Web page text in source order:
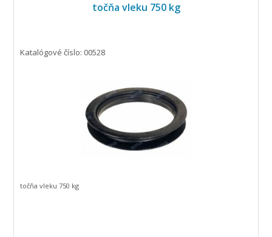
točňa vleku 750 kg
Katalógové číslo: 00528
točňa vleku 750 kg